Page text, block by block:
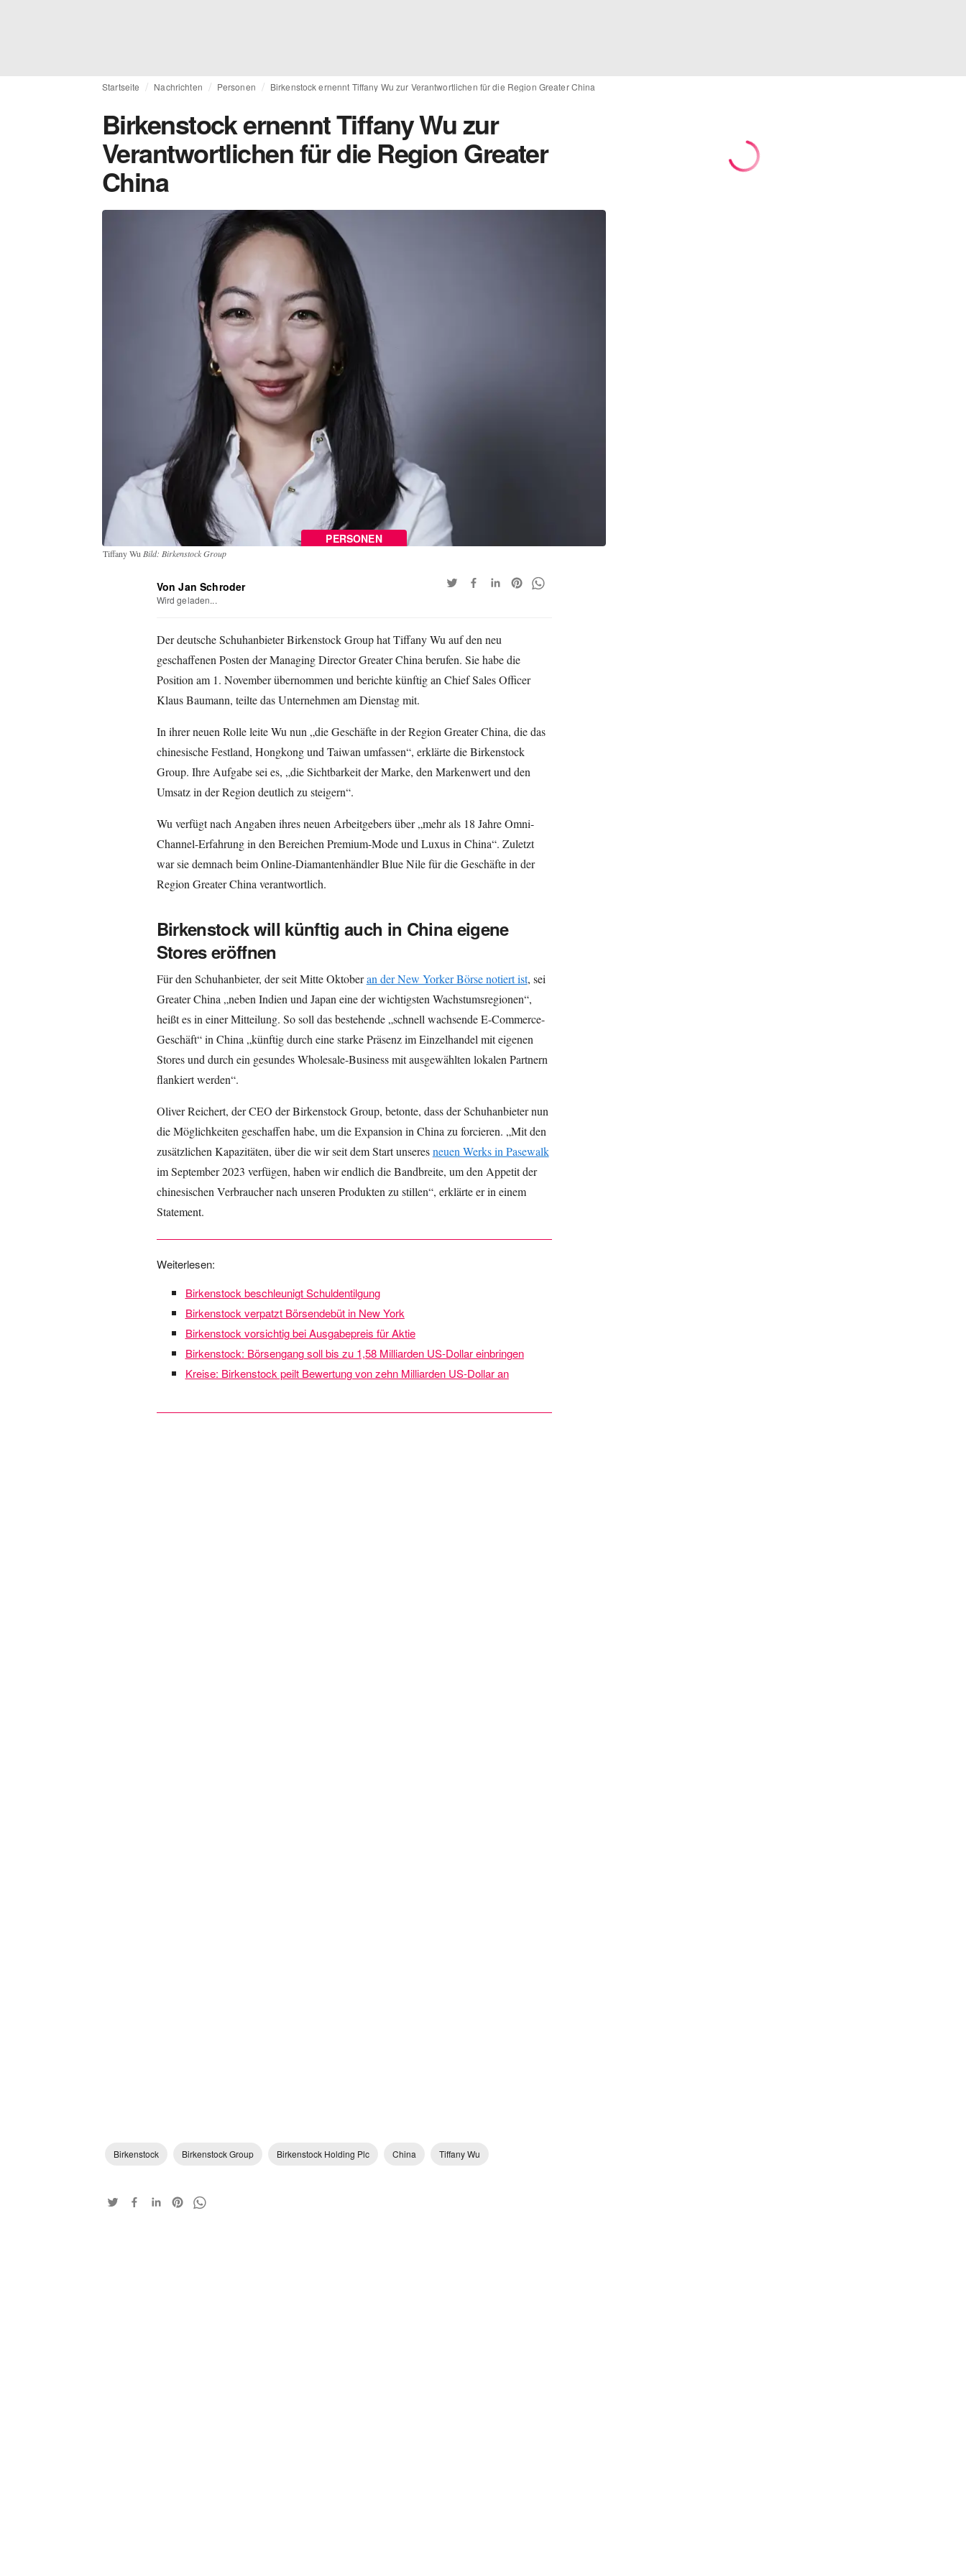
Startseite Nachrichten Personen Birkenstock ernennt Tiffany Wu zur Verantwortlichen für die Region Greater China
Birkenstock ernennt Tiffany Wu zur
Verantwortlichen für die Region Greater
China
PERSONEN
Tiffany Wu Bild: Birkenstock Group
Von Jan Schroder
Wird geladen...
Der deutsche Schuhanbieter Birkenstock Group hat Tiffany Wu auf den neu
geschaffenen Posten der Managing Director Greater China berufen. Sie habe die
Position am 1. November übernommen und berichte künftig an Chief Sales Officer
Klaus Baumann, teilte das Unternehmen am Dienstag mit.
In ihrer neuen Rolle leite Wu nun „die Geschäfte in der Region Greater China, die das
chinesische Festland, Hongkong und Taiwan umfassen“, erklärte die Birkenstock
Group. Ihre Aufgabe sei es, „die Sichtbarkeit der Marke, den Markenwert und den
Umsatz in der Region deutlich zu steigern“.
Wu verfügt nach Angaben ihres neuen Arbeitgebers über „mehr als 18 Jahre Omni-
Channel-Erfahrung in den Bereichen Premium-Mode und Luxus in China“. Zuletzt
war sie demnach beim Online-Diamantenhändler Blue Nile für die Geschäfte in der
Region Greater China verantwortlich.
Birkenstock will künftig auch in China eigene
Stores eröffnen
Für den Schuhanbieter, der seit Mitte Oktoberan der New Yorker Börse notiert ist, sei
Greater China „neben Indien und Japan eine der wichtigsten Wachstumsregionen“,
heißt es in einer Mitteilung. So soll das bestehende „schnell wachsende E-Commerce-
Geschäft“ in China „künftig durch eine starke Präsenz im Einzelhandel mit eigenen
Stores und durch ein gesundes Wholesale-Business mit ausgewählten lokalen Partnern
flankiert werden“.
Oliver Reichert, der CEO der Birkenstock Group, betonte, dass der Schuhanbieter nun
die Möglichkeiten geschaffen habe, um die Expansion in China zu forcieren. „Mit den
zusätzlichen Kapazitäten, über die wir seit dem Start unseresneuen Werks in Pasewalk
im September 2023 verfügen, haben wir endlich die Bandbreite, um den Appetit der
chinesischen Verbraucher nach unseren Produkten zu stillen“, erklärte er in einem
Statement.
Weiterlesen:
Birkenstock beschleunigt Schuldentilgung
Birkenstock verpatzt Börsendebüt in New York
Birkenstock vorsichtig bei Ausgabepreis für Aktie
Birkenstock: Börsengang soll bis zu 1,58 Milliarden US-Dollar einbringen
Kreise: Birkenstock peilt Bewertung von zehn Milliarden US-Dollar an
Birkenstock Birkenstock Group Birkenstock Holding Plc China Tiffany Wu